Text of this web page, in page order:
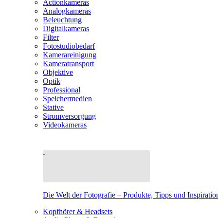
Actionkameras
Analogkameras
Beleuchtung
Digitalkameras
Filter
Fotostudiobedarf
Kamerareinigung
Kameratransport
Objektive
Optik
Professional
Speichermedien
Stative
Stromversorgung
Videokameras
Die Welt der Fotografie – Produkte, Tipps und
Kopfhörer & Headsets